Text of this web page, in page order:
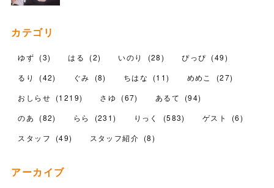
カテゴリ
ゆず (3) はる (2) いのり (28) ぴっぴ (49)
るり
(42) ぐみ (8) ちはな (11) めめこ (27)
おしらせ (1219) さゆ (67) あるて (94)
のあ
(82) らら (231) りっく (583) ゲスト (6)
スタッフ
(49) スタッフ紹介 (8)
アーカイブ